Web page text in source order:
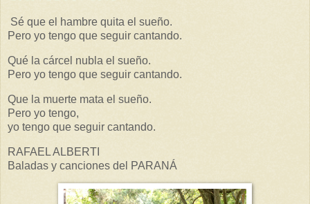
Sé que el hambre quita el sueño.
Pero yo tengo que seguir cantando.
Qué la cárcel nubla el sueño.
Pero yo tengo que seguir cantando.
Que la muerte mata el sueño.
Pero yo tengo,
yo tengo que seguir cantando.
RAFAEL ALBERTI
Baladas y canciones del PARANÁ